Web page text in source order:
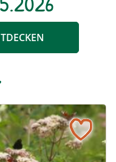
für Groß und Klein